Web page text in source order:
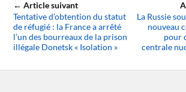
← Article suivant
Tentative d’obtention du statut
de réfugié : la France a arrêté
l’un des bourreaux de la prison
illégale Donetsk « Isolation »
La Russie
nouveau
pour
centrale